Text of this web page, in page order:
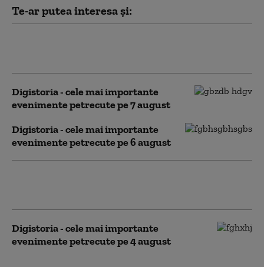
Te-ar putea interesa și:
Digistoria - cele mai importante
evenimente petrecute pe 7 august
Digistoria - cele mai importante
evenimente petrecute pe 6 august
Digistoria - cele mai importante
evenimente petrecute pe 4 august